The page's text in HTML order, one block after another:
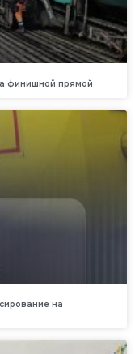
финишной прямой
на